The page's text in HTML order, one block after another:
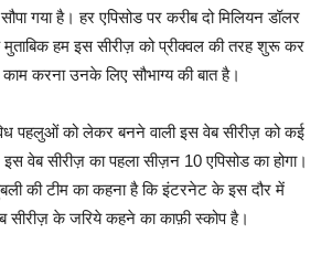
गया है। हर एपिसोड पर करीब दो मिलियन डॉलर
हम इस सीरीज़ को प्रीक्वल की तरह शुरू कर
करना उनके लिए सौभाग्य की बात है।
पहलुओं को लेकर बनने वाली इस वेब सीरीज़ को कई
इस वेब सीरीज़ का पहला सीज़न 10 एपिसोड का होगा।
की टीम का कहना है कि इंटरनेट के इस दौर में
सीरीज़ के जरिये कहने का काफ़ी स्कोप है।